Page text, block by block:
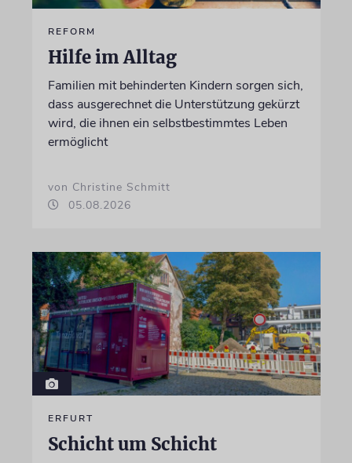
REFORM
Hilfe im Alltag
Familien mit behinderten Kindern sorgen sich,
dass ausgerechnet die Unterstützung gekürzt
wird, die ihnen ein selbstbestimmtes Leben
ermöglicht
von Christine Schmitt
05.08.2026
ERFURT
Schicht um Schicht